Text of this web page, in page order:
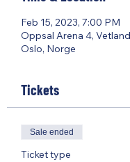
Feb 15, 2023, 7:00 PM
Oppsal Arena 4,
Oslo, Norge
Tickets
Sale ended
Ticket type